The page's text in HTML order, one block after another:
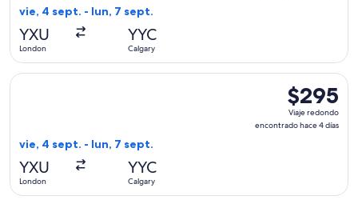
vie, 4 sept. - lun, 7 sept.
YXU
London
YYC
Calgary
$295
Viaje
redondo,
$295
Viaje redondo
encontrado hace 4 días
vie, 4 sept. - lun, 7 sept.
YXU
London
YYC
Calgary
Seleccionar vuelo de Air Canada, con salida el vie, 4 sept.